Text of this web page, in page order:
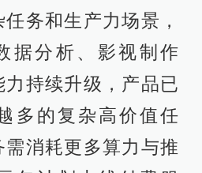
务和生产力场景，
据分析、影视制作
持续升级，产品已
多的复杂高价值任
消耗更多算力与推